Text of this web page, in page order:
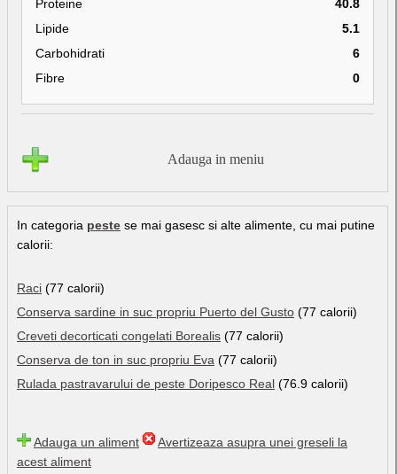
Proteine
40.8
Lipide
5.1
Carbohidrati
6
Fibre
0
Adauga in meniu
In categoria peste se mai gasesc si alte alimente, cu mai putine
calorii:
Raci (77 calorii)
Conserva sardine in suc propriu Puerto del Gusto (77 calorii)
Creveti decorticati congelati Borealis (77 calorii)
Conserva de ton in suc propriu Eva (77 calorii)
Rulada pastravarului de peste Doripesco Real (76.9 calorii)
Adauga un aliment
Avertizeaza asupra unei greseli la
acest aliment